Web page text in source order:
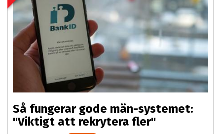
Så fungerar gode män-systemet:
"Viktigt att rekrytera fler"